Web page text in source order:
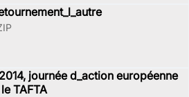
journée d_action européenne
TAFTA